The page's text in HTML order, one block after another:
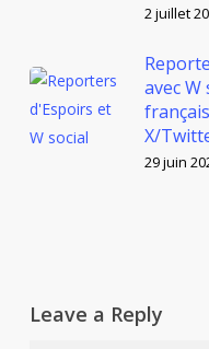
2 juillet
avec
X/
29 juin
Leave a Reply